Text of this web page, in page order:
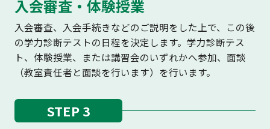
入会審査・体験授業
入会審査、入会手続きなどのご説明をした上で、この後
の学力診断テストの日程を決定します。学力診断テス
ト、体験授業、または講習会のいずれかへ参加、面談
（教室責任者と面談を行います）を行います。
STEP 3